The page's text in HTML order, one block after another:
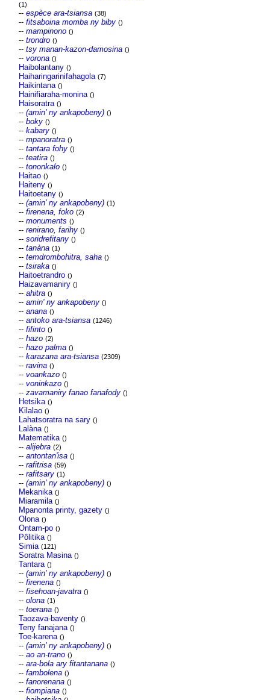
(1)
-- espèce ara-tsiansa (38)
-- fitsaboina momba ny biby ()
-- mampinono ()
-- trondro ()
-- tsy manan-kazon-damosina ()
-- vorona ()
Haibolantany ()
Haiharingarinifahagola (7)
Haikintana ()
Hainifiaraha-monina ()
Haisoratra ()
-- (amin' ny ankapobeny) ()
-- boky ()
-- kabary ()
-- mpanoratra ()
-- tantara fohy ()
-- teatira ()
-- tononkalo ()
Haitao ()
Haiteny ()
Haitoetany ()
-- (amin' ny ankapobeny) (1)
-- firenena, foko (2)
-- monuments ()
-- renirano, farihy ()
-- soridrefitany ()
-- tanàna (1)
-- temdrombohitra, saha ()
-- tsiraka ()
Haitoetrandro ()
Haizavamaniry ()
-- ahitra ()
-- amin' ny ankapobeny ()
-- anana ()
-- antoko ara-tsiansa (1246)
-- fifinto ()
-- hazo (2)
-- hazo palma ()
-- karazana ara-tsiansa (2309)
-- ravina ()
-- voankazo ()
-- voninkazo ()
-- zavamaniry fanao fanafody ()
Hetsika ()
Kilalao ()
Lahatsoratra na sary ()
Lalàna ()
Matematika ()
-- alijebra (2)
-- antontan'isa ()
-- rafitrisa (59)
-- rafitsary (1)
-- (amin' ny ankapobeny) ()
Mekanika ()
Miaramila ()
Mpanonta printy, gazety ()
Olona ()
Ontam-po ()
Pôlitika ()
Simia (121)
Soratra Masina ()
Tantara ()
-- (amin' ny ankapobeny) ()
-- firenena ()
-- fisehoan-javatra ()
-- olona (1)
-- toerana ()
Taozava-baventy ()
Teny fanajana ()
Toe-karena ()
-- (amin' ny ankapobeny) ()
-- ao an-trano ()
-- ara-bola ary fitantanana ()
-- fambolena ()
-- fanorenana ()
-- fiompiana ()